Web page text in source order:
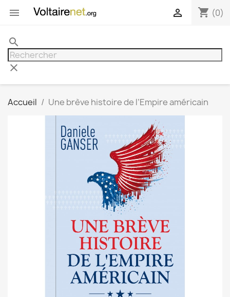
 shopping_cart (0)

search
clear
Accueil Une brève histoire de l’Empire américain